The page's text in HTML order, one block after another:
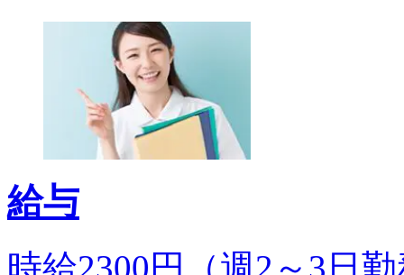
給与
時給2300円（週2～3日